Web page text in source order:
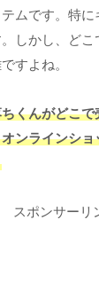
ムです。特
しかし、どこ
すよね。
くんがどこ
ンラインシ
スポンサーリ